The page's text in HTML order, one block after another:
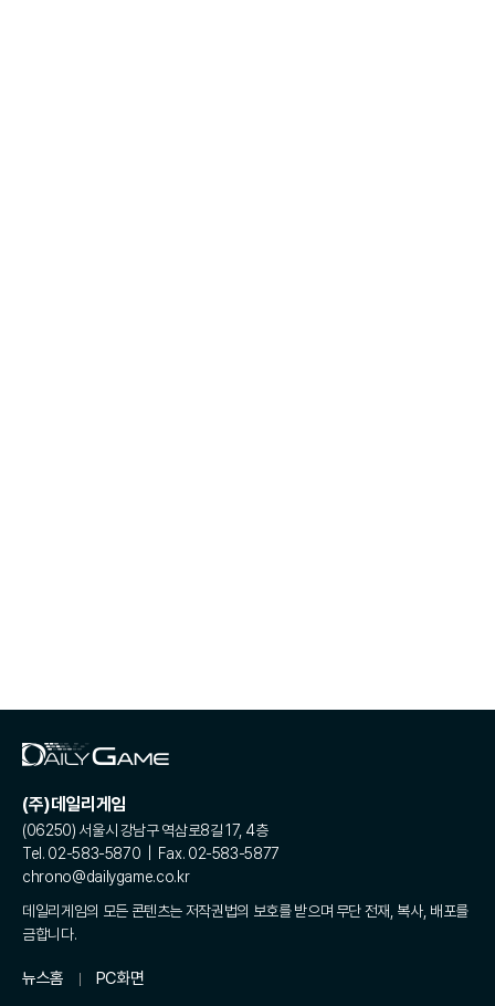
(주)데일리게임
(06250) 서울시 강남구 역삼로8길 17, 4층
Tel. 02-583-5870 | Fax. 02-583-5877
chrono@dailygame.co.kr
데일리게임의 모든 콘텐츠는 저작권법의 보호를 받으며 무단 전재, 복사, 배포를
금합니다.
뉴스홈 PC화면